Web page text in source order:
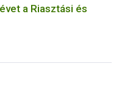
a Riasztási és